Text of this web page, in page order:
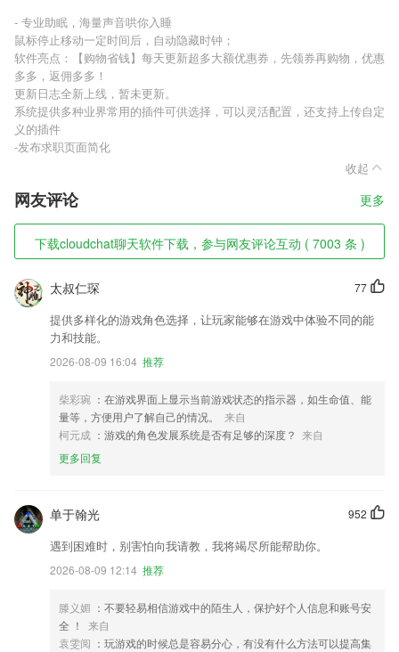
- 专业助眠，海量声音哄你入睡
鼠标停止移动一定时间后，自动隐藏时钟；
软件亮点：【购物省钱】每天更新超多大额优惠券，先领券再购物，优惠
多多，返佣多多！
更新日志全新上线，暂未更新。
系统提供多种业界常用的插件可供选择，可以灵活配置，还支持上传自定
义的插件
-发布求职页面简化
收起
网友评论 更多
下载cloudchat聊天软件下载，参与网友评论互动 ( 7003 条 )
77
太叔仁琛
提供多样化的游戏角色选择，让玩家能够在游戏中体验不同的能
力和技能。
2026-08-09 16:04 推荐
柴彩琬 ：在游戏界面上显示当前游戏状态的指示器，如生命值、能
量等，方便用户了解自己的情况。
来自
柯元成 ：游戏的角色发展系统是否有足够的深度？ 来自
更多回复
952
单于翰光
遇到困难时，别害怕向我请教，我将竭尽所能帮助你。
2026-08-09 12:14 推荐
滕义媚 ：不要轻易相信游戏中的陌生人，保护好个人信息和账号安
全 ！
来自
袁雯阅 ：玩游戏的时候总是容易分心，有没有什么方法可以提高集